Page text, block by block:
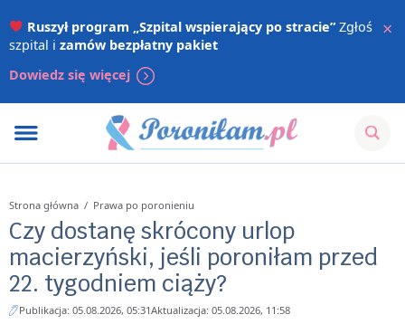
Ruszył program „Szpital wspierający po stracie”Zgłoś
szpital i zamów bezpłatny pakiet
Dowiedz się więcej
×
Strona główna / Prawa po poronieniu
Czy dostanę skrócony urlop
macierzyński, jeśli poroniłam przed
22. tygodniem ciąży?
Publikacja: 05.08.2026, 05:31Aktualizacja: 05.08.2026, 11:58